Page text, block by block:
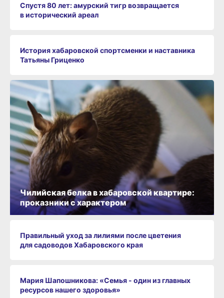
Спустя 80 лет: амурский тигр возвращается
в исторический ареал
История хабаровской спортсменки и наставника
Татьяны Гриценко
Правильный уход за лилиями после цветения
для садоводов Хабаровского края
Мария Шапошникова: «Семья - один из главных
ресурсов нашего здоровья»
Чилийская белка в хабаровской квартире:
проказники с характером